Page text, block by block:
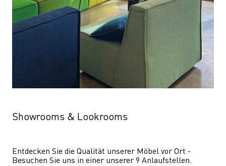
Showrooms & Lookrooms
Entdecken Sie die Qualität unserer Möbel vor Ort -
Besuchen Sie uns in einer unserer 9 Anlaufstellen.